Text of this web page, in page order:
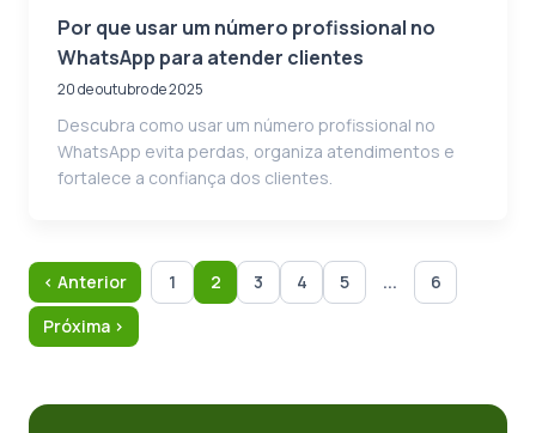
Por que usar um número profissional no
WhatsApp para atender clientes
20 de outubro de 2025
Descubra como usar um número profissional no
WhatsApp evita perdas, organiza atendimentos e
fortalece a confiança dos clientes.
‹ Anterior 1 2 3 4 5 ...
6
Próxima ›